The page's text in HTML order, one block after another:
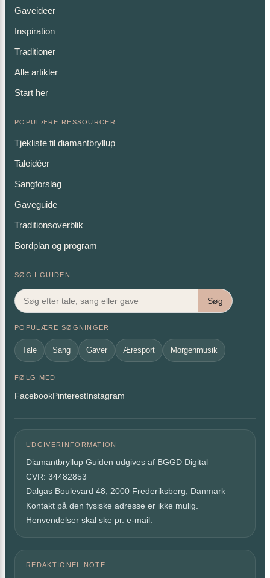
Gaveideer
Inspiration
Traditioner
Alle artikler
Start her
POPULÆRE RESSOURCER
Tjekliste til diamantbryllup
Taleidéer
Sangforslag
Gaveguide
Traditionsoverblik
Bordplan og program
SØG I GUIDEN
Søg
POPULÆRE SØGNINGER
Tale Sang Gaver Æresport Morgenmusik
FØLG MED
FacebookPinterestInstagram
UDGIVERINFORMATION
Diamantbryllup Guiden udgives af BGGD Digital
CVR: 34482853
Dalgas Boulevard 48, 2000 Frederiksberg, Danmark
Kontakt på den fysiske adresse er ikke mulig.
Henvendelser skal ske pr. e-mail.
REDAKTIONEL NOTE